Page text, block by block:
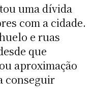
uma dívida
com a cidade.
e ruas
que
aproximação
conseguir